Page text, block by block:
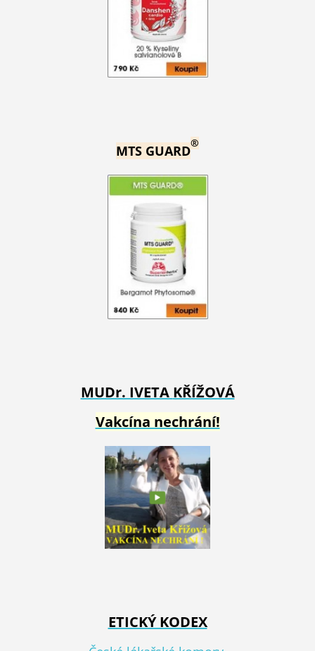
MTS GUARD®
MUDr. IVETA KŘÍŽOVÁ
Vakcína nechrání!
ETICKÝ KODEX